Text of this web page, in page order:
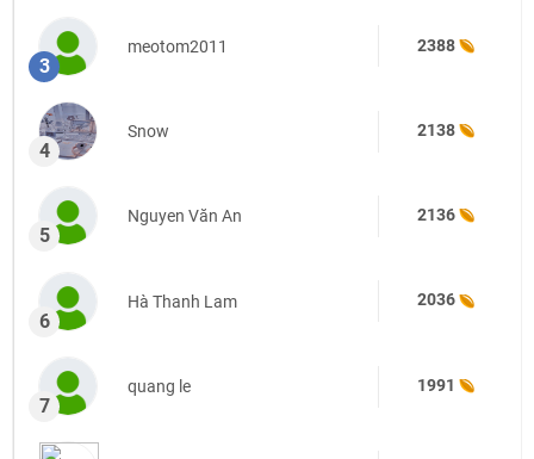
3
meotom2011 2388
4
Snow 2138
5
Nguyen Văn An 2136
6
Hà Thanh Lam 2036
7
quang le 1991